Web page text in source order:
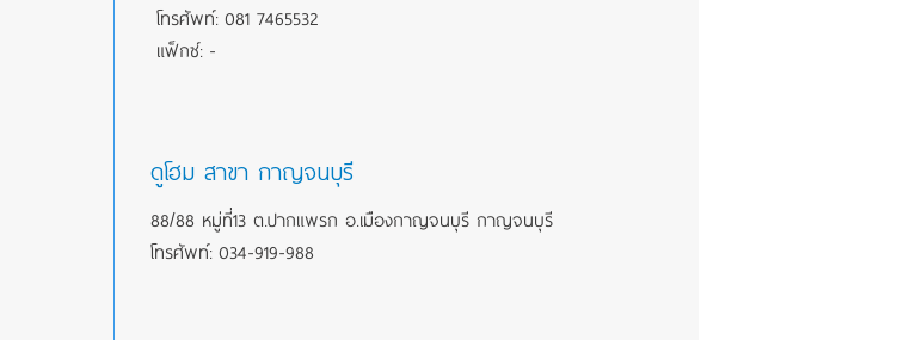
โทรศัพท์: 081 7465532
แฟ็กซ์: -
ดูโฮม สาขา กาญจนบุรี
88/88 หมู่ที่13 ต.ปากแพรก อ.เมืองกาญจนบุรี กาญจนบุรี
โทรศัพท์: 034-919-988